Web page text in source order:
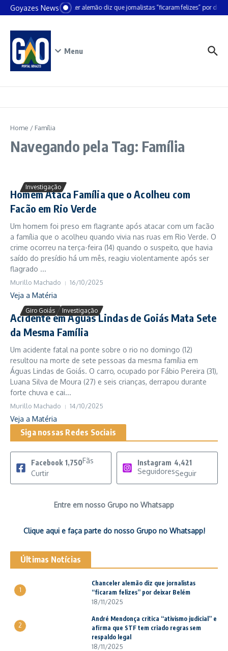
Ir para o conteúdo
Goyazes NewsChanceler alemão diz que jornalistas “ficaram felizes” por
Menu
Home / Família
Navegando pela Tag: Família
Investigação
Homem Ataca Família que o Acolheu com
Facão em Rio Verde
Um homem foi preso em flagrante após atacar com um facão
a família que o acolheu quando vivia nas ruas em Rio Verde. O
crime ocorreu na terça-feira (14) quando o suspeito, que havia
saído do presídio há um mês, reagiu violentamente após ser
flagrado ...
Murillo Machado 16/10/2025
Veja a Matéria
Giro Goiás Investigação
Acidente em Águas Lindas de Goiás Mata Sete
da Mesma Família
Um acidente fatal na ponte sobre o rio no domingo (12)
resultou na morte de sete pessoas da mesma família em
Águas Lindas de Goiás. O carro, ocupado por Fábio Pereira (31),
Luana Silva de Moura (27) e seis crianças, derrapou durante
forte chuva e cai...
Murillo Machado 14/10/2025
Veja a Matéria
Siga nossas Redes Sociais
Facebook 1,750Fãs
Curtir
Instagram 4,421
SeguidoresSeguir
Entre em nosso Grupo no Whatsapp
Clique aqui e faça parte do nosso Grupo no Whatsapp!
Últimas Notícias
1
Chanceler alemão diz que jornalistas
“ficaram felizes” por deixar Belém
18/11/2025
2
André Mendonça critica “ativismo judicial” e
afirma que STF tem criado regras sem
respaldo legal
18/11/2025